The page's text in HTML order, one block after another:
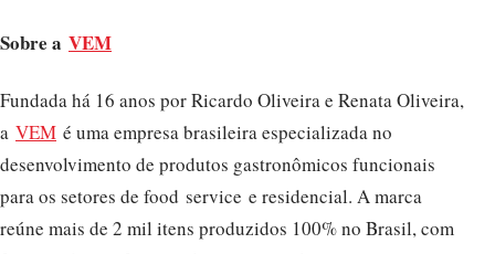
Sobre a VEM
Fundada há 16 anos por Ricardo Oliveira e Renata Oliveira,
a VEM é uma empresa brasileira especializada no
desenvolvimento de produtos gastronômicos funcionais
para os setores de food service e residencial. A marca
reúne mais de 2 mil itens produzidos 100% no Brasil, com